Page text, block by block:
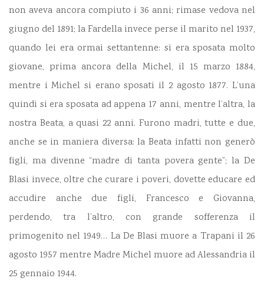
non aveva ancora compiuto i 36 anni; rimase vedova nel
giugno del 1891; la Fardella invece perse il marito nel 1937,
quando lei era ormai settantenne: si era sposata molto
giovane, prima ancora della Michel, il 15 marzo 1884,
mentre i Michel si erano sposati il 2 agosto 1877. L’una
quindi si era sposata ad appena 17 anni, mentre l’altra, la
nostra Beata, a quasi 22 anni. Furono madri, tutte e due,
anche se in maniera diversa: la Beata infatti non generò
figli, ma divenne “madre di tanta povera gente”; la De
Blasi invece, oltre che curare i poveri, dovette educare ed
accudire anche due figli, Francesco e Giovanna,
perdendo, tra l’altro, con grande sofferenza il
primogenito nel 1949… La De Blasi muore a Trapani il 26
agosto 1957 mentre Madre Michel muore ad Alessandria il
25 gennaio 1944.